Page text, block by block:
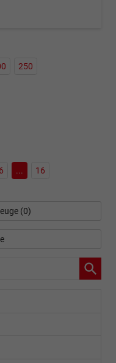
250
6 ... 16
(0)